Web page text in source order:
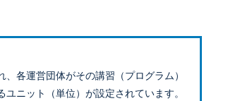
各運営団体がその講習（プログラム）
ニット（単位）が設定されています。